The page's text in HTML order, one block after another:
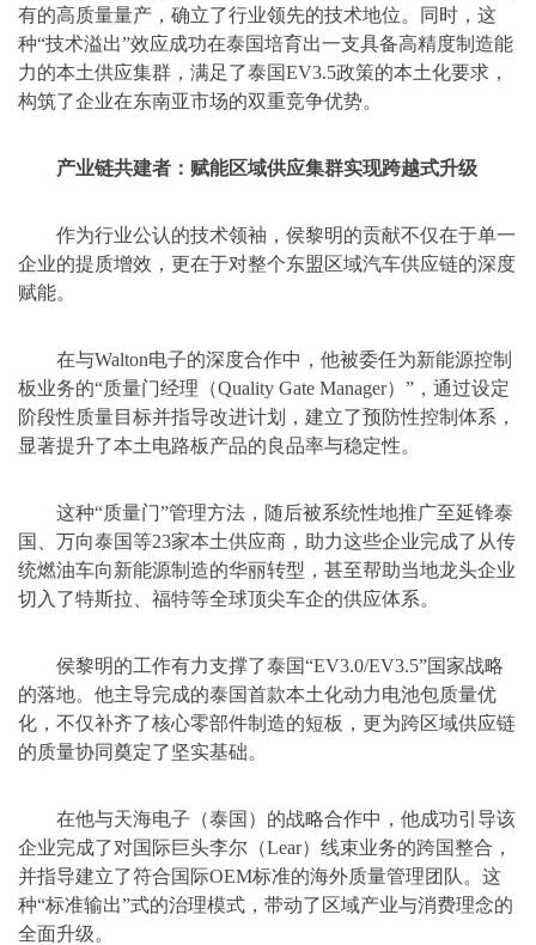
有的高质量量产，确立了行业领先的技术地位。同时，这
种“技术溢出”效应成功在泰国培育出一支具备高精度制造能
力的本土供应集群，满足了泰国EV3.5政策的本土化要求，
构筑了企业在东南亚市场的双重竞争优势。
产业链共建者：赋能区域供应集群实现跨越式升级
作为行业公认的技术领袖，侯黎明的贡献不仅在于单一
企业的提质增效，更在于对整个东盟区域汽车供应链的深度
赋能。
在与Walton电子的深度合作中，他被委任为新能源控制
板业务的“质量门经理（Quality Gate Manager）”，通过设定
阶段性质量目标并指导改进计划，建立了预防性控制体系，
显著提升了本土电路板产品的良品率与稳定性。
这种“质量门”管理方法，随后被系统性地推广至延锋泰
国、万向泰国等23家本土供应商，助力这些企业完成了从传
统燃油车向新能源制造的华丽转型，甚至帮助当地龙头企业
切入了特斯拉、福特等全球顶尖车企的供应体系。
侯黎明的工作有力支撑了泰国“EV3.0/EV3.5”国家战略
的落地。他主导完成的泰国首款本土化动力电池包质量优
化，不仅补齐了核心零部件制造的短板，更为跨区域供应链
的质量协同奠定了坚实基础。
在他与天海电子（泰国）的战略合作中，他成功引导该
企业完成了对国际巨头李尔（Lear）线束业务的跨国整合，
并指导建立了符合国际OEM标准的海外质量管理团队。这
种“标准输出”式的治理模式，带动了区域产业与消费理念的
全面升级。